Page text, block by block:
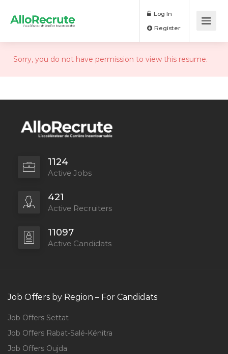
Log In
Sorry, you do not have permission to view this resume.
1124
Active Jobs
421
Active Recruiters
11097
Active Candidats
Job Offers by Region – For Candidats
Job Offers Settat
Job Offers Rabat-Salé-Kénitra
Job Offers Oujda